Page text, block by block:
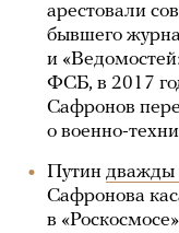
арестовали
бывшего
и
ФСБ, в 2017
Сафронов
о военно-
Путин дважды
Сафронова
в